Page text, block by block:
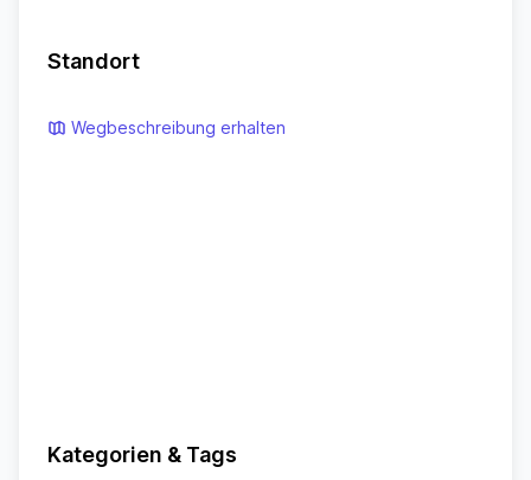
Standort
Wegbeschreibung erhalten
Kategorien & Tags